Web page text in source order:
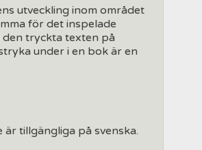
utveckling inom området
för det inspelade
den tryckta texten på
under i en bok är en
tillgängliga på svenska.